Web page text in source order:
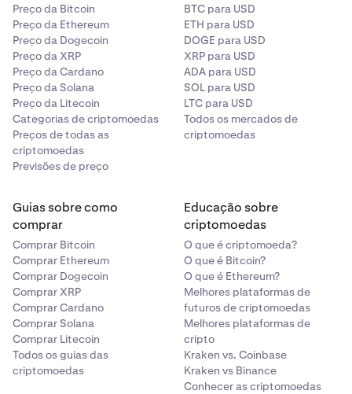
Preço da Bitcoin
Preço da Ethereum
Preço da Dogecoin
Preço da XRP
Preço da Cardano
Preço da Solana
Preço da Litecoin
Categorias de criptomoedas
Preços de todas as
criptomoedas
Previsões de preço
BTC para USD
ETH para USD
DOGE para USD
XRP para USD
ADA para USD
SOL para USD
LTC para USD
Todos os mercados de
criptomoedas
Guias sobre como
comprar
Comprar Bitcoin
Comprar Ethereum
Comprar Dogecoin
Comprar XRP
Comprar Cardano
Comprar Solana
Comprar Litecoin
Todos os guias das
criptomoedas
Educação sobre
criptomoedas
O que é criptomoeda?
O que é Bitcoin?
O que é Ethereum?
Melhores plataformas de
futuros de criptomoedas
Melhores plataformas de
cripto
Kraken vs. Coinbase
Kraken vs Binance
Conhecer as criptomoedas